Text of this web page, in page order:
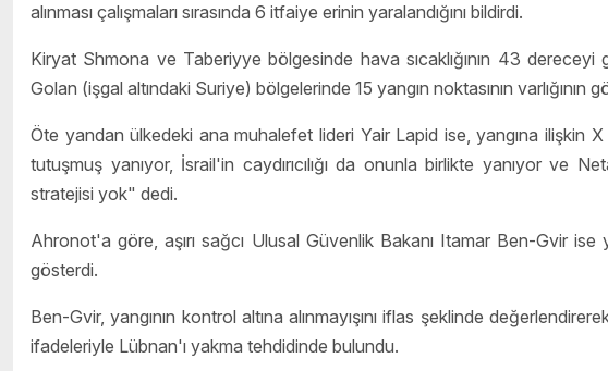
alınması çalışmaları sırasında 6 itfaiye erinin yaralandığını bildirdi.
Kiryat Shmona ve Taberiyye bölgesinde hava sıcaklığının 43
Golan (işgal altındaki Suriye) bölgelerinde 15 yangın noktasının varlığının
Öte yandan ülkedeki ana muhalefet lideri Yair Lapid ise, yangına ilişkin
tutuşmuş yanıyor, İsrail'in caydırıcılığı da onunla birlikte yanıyor ve
stratejisi yok" dedi.
Ahronot'a göre, aşırı sağcı Ulusal Güvenlik Bakanı Itamar Ben-Gvir ise
gösterdi.
Ben-Gvir, yangının kontrol altına alınmayışını iflas şeklinde
ifadeleriyle Lübnan'ı yakma tehdidinde bulundu.